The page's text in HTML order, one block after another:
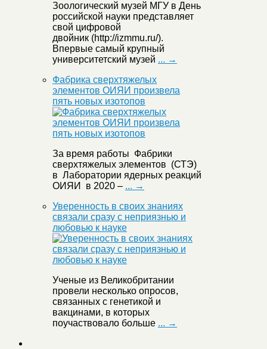
Зоологический музей МГУ в День
российской науки представляет
свой цифровой
двойник (http://izmmu.ru/).
Впервые самый крупный
университетский музей ... →
Фабрика сверхтяжелых
элементов ОИЯИ произвела
пять новых изотопов
За время работы Фабрики
сверхтяжелых элементов (СТЭ)
в Лаборатории ядерных реакций
ОИЯИ в 2020 – ... →
Уверенность в своих знаниях
связали сразу с неприязнью и
любовью к науке
Ученые из Великобритании
провели несколько опросов,
связанных с генетикой и
вакцинами, в которых
поучаствовало больше ... →